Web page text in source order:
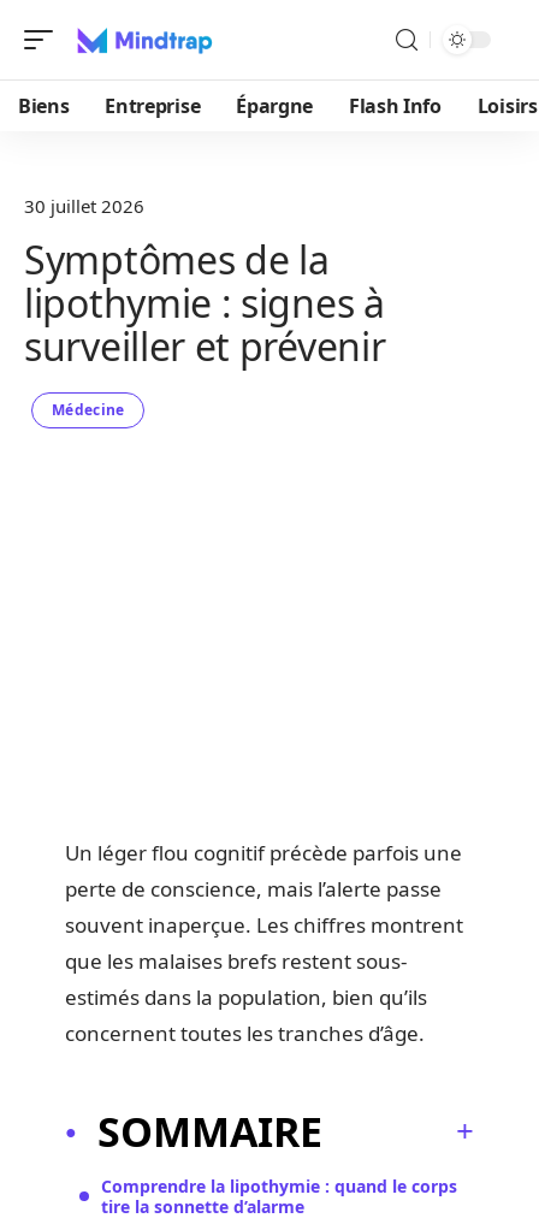
Biens Entreprise Épargne Flash Info Loisirs
30 juillet 2026
Symptômes de la
lipothymie : signes à
surveiller et prévenir
Médecine
Un léger flou cognitif précède parfois une
perte de conscience, mais l’alerte passe
souvent inaperçue. Les chiffres montrent
que les malaises brefs restent sous-
estimés dans la population, bien qu’ils
concernent toutes les tranches d’âge.
SOMMAIRE
Comprendre la lipothymie : quand le corps
tire la sonnette d’alarme